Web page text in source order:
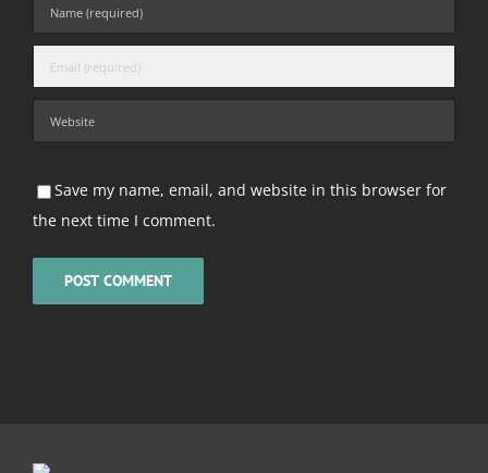
Save my name, email, and website in this browser for
the next time I comment.